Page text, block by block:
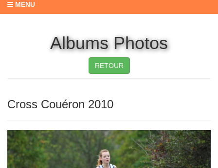
MENU
Albums Photos
RETOUR
Cross Couéron 2010